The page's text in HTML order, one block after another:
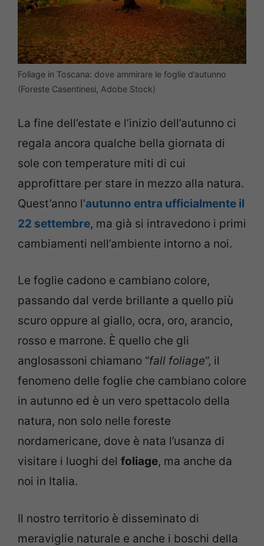
Foliage in Toscana: dove ammirare le foglie d’autunno
(Foreste Casentinesi, Adobe Stock)
La fine dell’estate e l’inizio dell’autunno ci
regala ancora qualche bella giornata di
sole con temperature miti di cui
approfittare per stare in mezzo alla natura.
Quest’anno l’autunno entra ufficialmente il
22 settembre, ma già si intravedono i primi
cambiamenti nell’ambiente intorno a noi.
Le foglie cadono e cambiano colore,
passando dal verde brillante a quello più
scuro oppure al giallo, ocra, oro, arancio,
rosso e marrone. È quello che gli
anglosassoni chiamano “fall foliage“, il
fenomeno delle foglie che cambiano colore
in autunno ed è un vero spettacolo della
natura, non solo nelle foreste
nordamericane, dove è nata l’usanza di
visitare i luoghi del foliage, ma anche da
noi in Italia.
Il nostro territorio è disseminato di
meraviglie naturale e anche i boschi della